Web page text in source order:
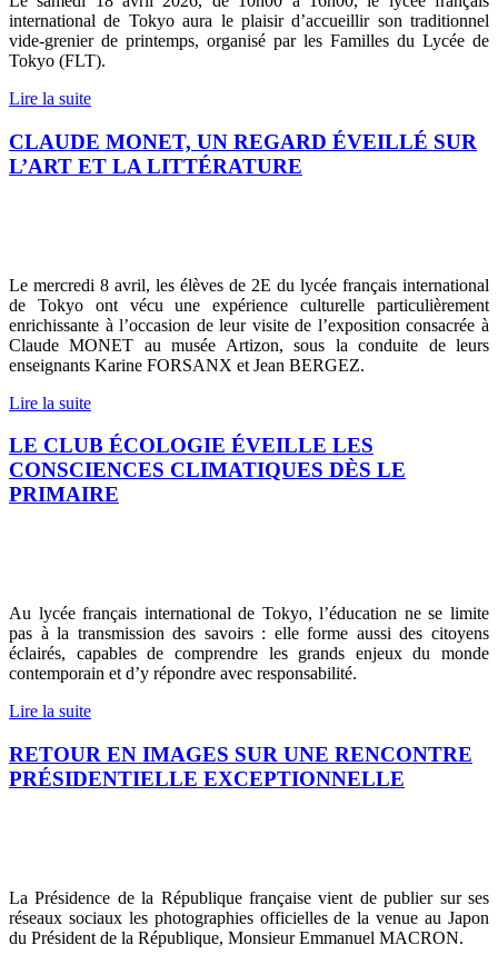
international de Tokyo aura le plaisir d’accueillir son traditionnel
vide-grenier de printemps, organisé par les Familles du Lycée de
Tokyo (FLT).
Lire la suite
CLAUDE MONET, UN REGARD ÉVEILLÉ SUR
L’ART ET LA LITTÉRATURE
Le mercredi 8 avril, les élèves de 2E du lycée français international
de Tokyo ont vécu une expérience culturelle particulièrement
enrichissante à l’occasion de leur visite de l’exposition consacrée à
Claude MONET au musée Artizon, sous la conduite de leurs
enseignants Karine FORSANX et Jean BERGEZ.
Lire la suite
LE CLUB ÉCOLOGIE ÉVEILLE LES
CONSCIENCES CLIMATIQUES DÈS LE
PRIMAIRE
Au lycée français international de Tokyo, l’éducation ne se limite
pas à la transmission des savoirs : elle forme aussi des citoyens
éclairés, capables de comprendre les grands enjeux du monde
contemporain et d’y répondre avec responsabilité.
Lire la suite
RETOUR EN IMAGES SUR UNE RENCONTRE
PRÉSIDENTIELLE EXCEPTIONNELLE
La Présidence de la République française vient de publier sur ses
réseaux sociaux les photographies officielles de la venue au Japon
du Président de la République, Monsieur Emmanuel MACRON.